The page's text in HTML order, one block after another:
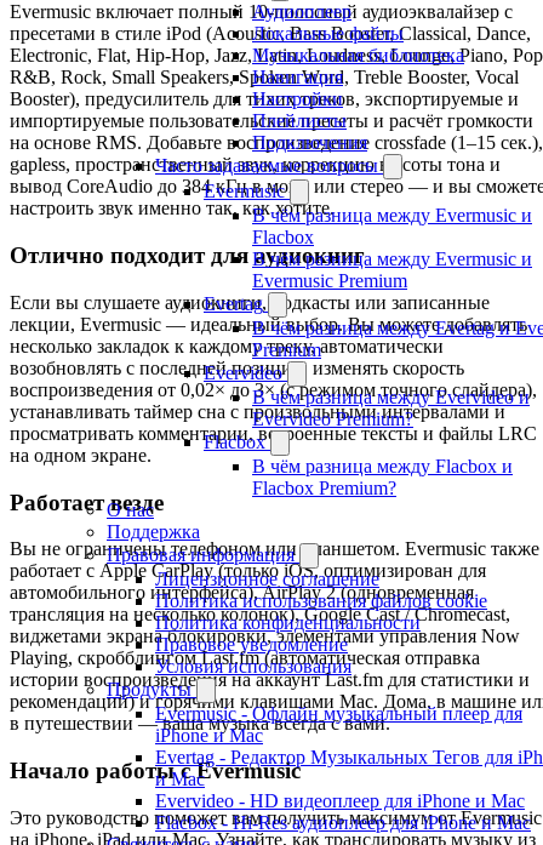
Аудиоплеер
Локальные файлы
Музыкальная библиотека
Навигация
Настройки
Плейлисты
Подключения
Часто задаваемые вопросы
Evermusic
В чём разница между Evermusic и
Flacbox
В чём разница между Evermusic и
Evermusic Premium
Evertag
В чём разница между Evertag и
Premium
Evervideo
В чём разница между Evervideo и
Evervideo Premium?
Flacbox
В чём разница между Flacbox и
Flacbox Premium?
О нас
Поддержка
Правовая информация
Лицензионное соглашение
Политика использования файлов cookie
Политика конфиденциальности
Правовое уведомление
Условия использования
Продукты
Evermusic - Офлайн музыкальный плеер для
iPhone и Mac
Evertag - Редактор Музыкальных Тегов для
и Mac
Evervideo - HD видеоплеер для iPhone и Mac
Flacbox - Hi-Res аудиоплеер для iPhone и Mac
Evermusic включает полный 10-полосный аудиоэквалайзер с
пресетами в стиле iPod (Acoustic, Bass Booster, Classical, Dance,
Electronic, Flat, Hip-Hop, Jazz, Latin, Loudness, Lounge, Piano,
R&B, Rock, Small Speakers, Spoken Word, Treble Booster, Vocal
Booster), предусилитель для тихих треков, экспортируемые и
импортируемые пользовательские пресеты и расчёт громкости
на основе RMS. Добавьте воспроизведение crossfade (1–15 сек.),
gapless, пространственный звук, коррекцию высоты тона и
вывод CoreAudio до 384 кГц в моно или стерео — и вы
настроить звук именно так, как хотите.
Отлично подходит для аудиокниг
Если вы слушаете аудиокниги, подкасты или записанные
лекции, Evermusic — идеальный выбор. Вы можете добавлять
несколько закладок к каждому треку, автоматически
возобновлять с последней позиции, изменять скорость
воспроизведения от 0,02× до 3× (с режимом точного слайдера),
устанавливать таймер сна с произвольными интервалами и
просматривать комментарии, встроенные тексты и файлы LRC
на одном экране.
Работает везде
Вы не ограничены телефоном или планшетом. Evermusic также
работает с Apple CarPlay (только iOS, оптимизирован для
автомобильного интерфейса), AirPlay 2 (одновременная
трансляция на несколько колонок), Google Cast / Chromecast,
виджетами экрана блокировки, элементами управления Now
Playing, скробблингом Last.fm (автоматическая отправка
истории воспроизведения на аккаунт Last.fm для статистики и
рекомендаций) и горячими клавишами Mac. Дома, в машине
в путешествии — ваша музыка всегда с вами.
Начало работы с Evermusic
Это руководство поможет вам получить максимум от Evermusic
на iPhone, iPad или Mac. Узнайте, как транслировать музыку из